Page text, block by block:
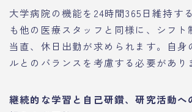
大学病院の機能を24時間365日維持す
も他の医療スタッフと同様に、シフト
当直、休日出勤が求められます。自身
ルとのバランスを考慮する必要があり
継続的な学習と自己研鑽、研究活動へ